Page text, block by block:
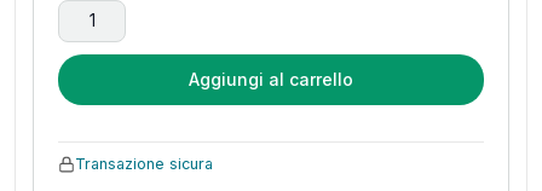
Boho Handmade Woven Macrame Tapestry Room
Aggiungi al carrello
Transazione sicura